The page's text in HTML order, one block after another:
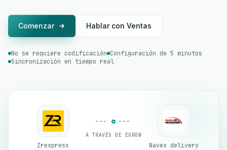
Comenzar Hablar con Ventas
No se requiere codificación Configuración de 5 minutos
Sincronización en tiempo real
Zrexpress
A TRAVÉS DE EGROW
Navex delivery